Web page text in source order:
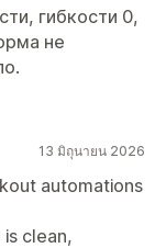
гибкости 0,
не
13 มิถุนายน 2026
automations
clean,